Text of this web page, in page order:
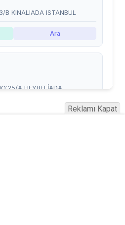
Reklamı Kapat